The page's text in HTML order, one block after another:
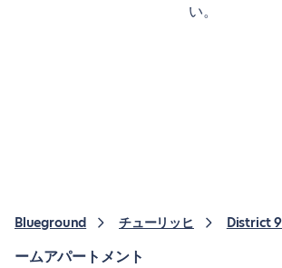
い。
Blueground チューリッヒ District 9
ームアパートメント